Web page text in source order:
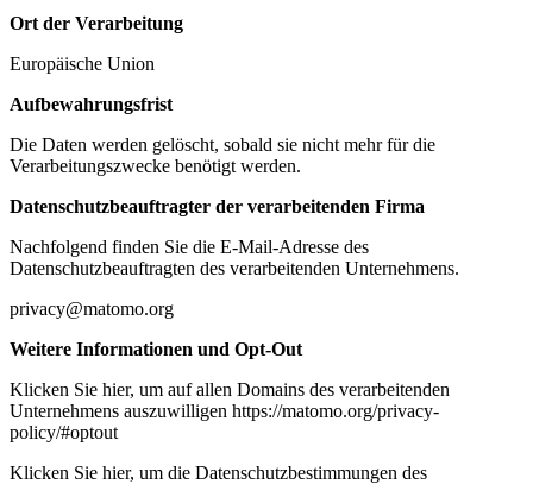
Ort der Verarbeitung
Europäische Union
Aufbewahrungsfrist
Die Daten werden gelöscht, sobald sie nicht mehr für die
Verarbeitungszwecke benötigt werden.
Datenschutzbeauftragter der verarbeitenden Firma
Nachfolgend finden Sie die E-Mail-Adresse des
Datenschutzbeauftragten des verarbeitenden Unternehmens.
privacy@matomo.org
Weitere Informationen und Opt-Out
Klicken Sie hier, um auf allen Domains des verarbeitenden
Unternehmens auszuwilligen https://matomo.org/privacy-
policy/#optout
Klicken Sie hier, um die Datenschutzbestimmungen des